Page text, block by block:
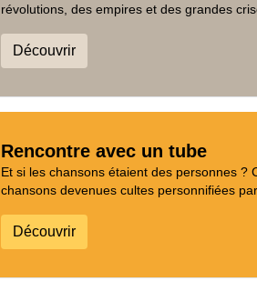
révolutions, des empires et des grandes
Découvrir
Rencontre avec un tube
Et si les chansons étaient des personnes
chansons devenues cultes personnifiées
Découvrir